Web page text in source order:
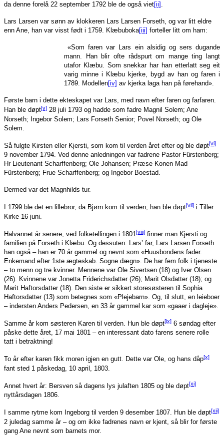
da denne forelå 22 september 1792 ble de også viet[ii] .
Lars Larsen var sønn av klokkeren Lars Larsen Forseth, og var litt eldre
enn Ane, han var visst født i 1759. Klæbuboka[iii] forteller litt om ham:
«Som faren var Lars ein alsidig og sers dugande
mann. Han blir ofte rådspurt om mange ting langt
utafor Klæbu. Som snekkar har han etterlatt seg eit
varig minne i Klæbu kjerke, bygd av han og faren i
1789. Modellen[iv] av kjerka laga han på førehand».
Første barn i dette ekteskapet var Lars, med navn efter faren og farfaren.
Han ble døpt[v] 28 juli 1793 og hadde som fadre Magnil Solem; Ane
Norseth; Ingebor Solem; Lars Forseth Senior; Povel Norseth; og Ole
Solem.
Så fulgte Kirsten eller Kjersti, som kom til verden året efter og ble døpt[vi]
9 november 1794. Ved denne anledningen var fadrene Pastor Fürstenberg;
Hr Lieutenant Scharffenberg; Ole Johansen; Præse Konen Mad
Fürstenberg; Frue Scharffenberg; og Ingebor Boestad.
Dermed var det Magnhilds tur.
I 1799 ble det en lillebror, da Bjørn kom til verden; han ble døpt[vii] i Tiller
Kirke 16 juni.
Halvannet år senere, ved folketellingen i 1801[viii] finner man Kjersti og
familien på Forseth i Klæbu. Og dessuten: Lars’ far, Lars Larsen Forseth
han også – han er 70 år gammel og nevnt som «Huusbondens fader.
Enkemand efter 1ste ægteskab. Sogne dægn». De har fem folk i tjeneste
– to menn og tre kvinner. Mennene var Ole Sivertsen (18) og Iver Olsen
(26). Kvinnene var Jonetta Friderichsdatter (26); Marit Olsdatter (18); og
Marit Haftorsdatter (18). Den siste er sikkert storesøsteren til Sophia
Haftorsdatter (13) som betegnes som «Plejebarn». Og, til slutt, en leieboer
– indersten Anders Pedersen, en 33 år gammel kar som «gaaer i dagleje».
Samme år kom søsteren Karen til verden. Hun ble døpt[ix] 6 søndag efter
påske dette året, 17 mai 1801 – en interessant dato farens senere rolle
tatt i betraktning!
To år efter karen fikk moren igjen en gutt. Dette var Ole, og hans dåp[x]
fant sted 1 påskedag, 10 april, 1803.
Annet hvert år: Bersven så dagens lys julaften 1805 og ble døpt[xi]
nyttårsdagen 1806.
I samme rytme kom Ingeborg til verden 9 desember 1807. Hun ble døpt[xii]
2 juledag samme år – og om ikke fadrenes navn er kjent, så blir for første
gang Ane nevnt som barnets mor.